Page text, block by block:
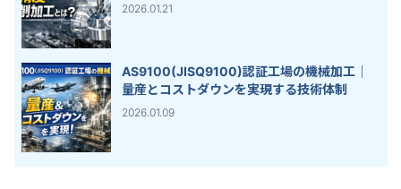
2026.01.21
AS9100(JISQ9100)認証工場の機械加工｜
量産とコストダウンを実現する技術体制
2026.01.09